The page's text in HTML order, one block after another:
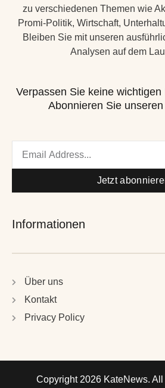
zu verschiedenen Themen wie
Promi-Politik, Wirtschaft,
Bleiben Sie mit unseren
Analysen auf dem
Verpassen Sie keine wichtigen
Abonnieren Sie
Jetzt
Informationen
Über uns
Kontakt
Privacy Policy
Copyright 2026 KateNews.